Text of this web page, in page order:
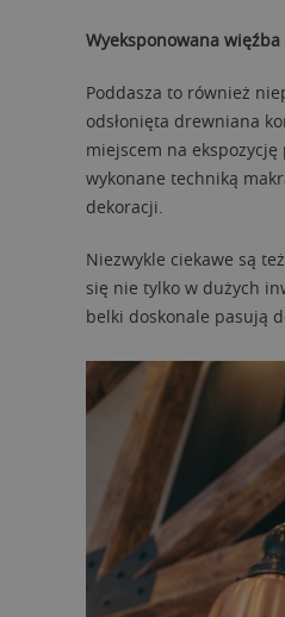
Wyeksponowana
Poddasza to również
odsłonięta drewniana
miejscem na
wykonane techniką
dekoracji.
Niezwykle ciekawe są
się nie tylko w dużych
belki doskonale pasują